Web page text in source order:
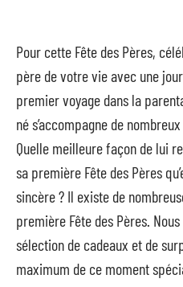
Pour cette Fête des Pères,
père de votre vie avec une
premier voyage dans la
né s’accompagne de
Quelle meilleure façon de lui
sa première Fête des Pères
sincère ? Il existe de
première Fête des Pères.
sélection de cadeaux et de
maximum de ce moment